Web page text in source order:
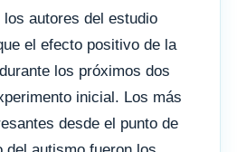
autores del estudio
el efecto positivo de la
los próximos dos
inicial. Los más
desde el punto de